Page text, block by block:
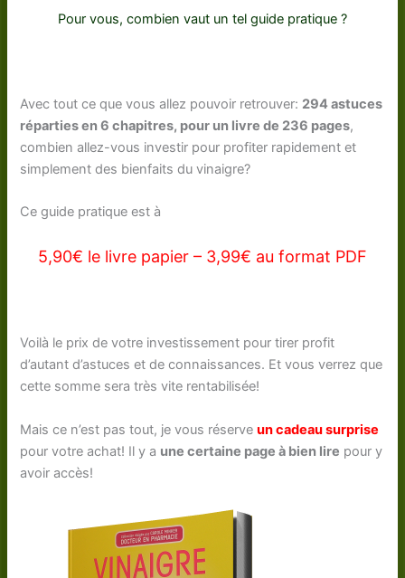
Pour vous, combien vaut un tel guide pratique ?
Avec tout ce que vous allez pouvoir retrouver: 294 astuces
réparties en 6 chapitres, pour un livre de 236 pages,
combien allez-vous investir pour profiter rapidement et
simplement des bienfaits du vinaigre?
Ce guide pratique est à
5,90€ le livre papier – 3,99€ au format PDF
Voilà le prix de votre investissement pour tirer profit
d’autant d’astuces et de connaissances. Et vous verrez que
cette somme sera très vite rentabilisée!
Mais ce n’est pas tout, je vous réserveun cadeau surprise
pour votre achat! Il y a une certaine page à bien lire pour y
avoir accès!